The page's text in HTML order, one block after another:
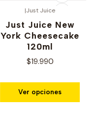
|Just Juice
Just Juice New
York Cheesecake
120ml
$19.990
Ver opciones